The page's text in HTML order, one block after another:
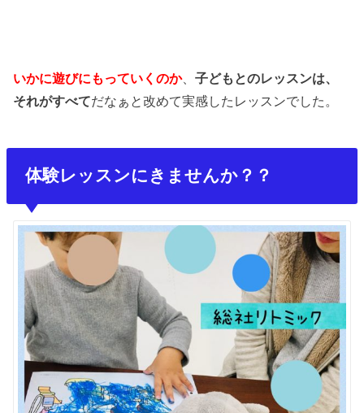
いかに遊びにもっていくのか、子どもとのレッスンは、
それがすべてだなぁと改めて実感したレッスンでした。
体験レッスンにきませんか？？